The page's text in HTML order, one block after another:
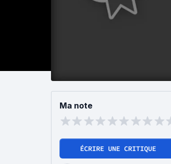
Ma note
ÉCRIRE UNE CRITIQUE